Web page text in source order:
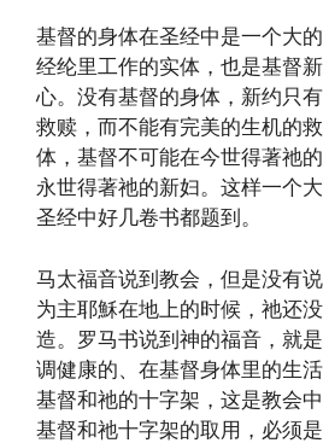
基督的身体在圣经中是一个大
经纶里工作的实体，也是基督
心。没有基督的身体，新约只
救赎，而不能有完美的生机的
体，基督不可能在今世得著祂
永世得著祂的新妇。这样一个
圣经中好几卷书都题到。
马太福音说到教会，但是没有
为主耶穌在地上的时候，祂还
造。罗马书说到神的福音，就
调健康的、在基督身体里的生
基督和祂的十字架，这是教会中
基督和祂十字架的取用，必须